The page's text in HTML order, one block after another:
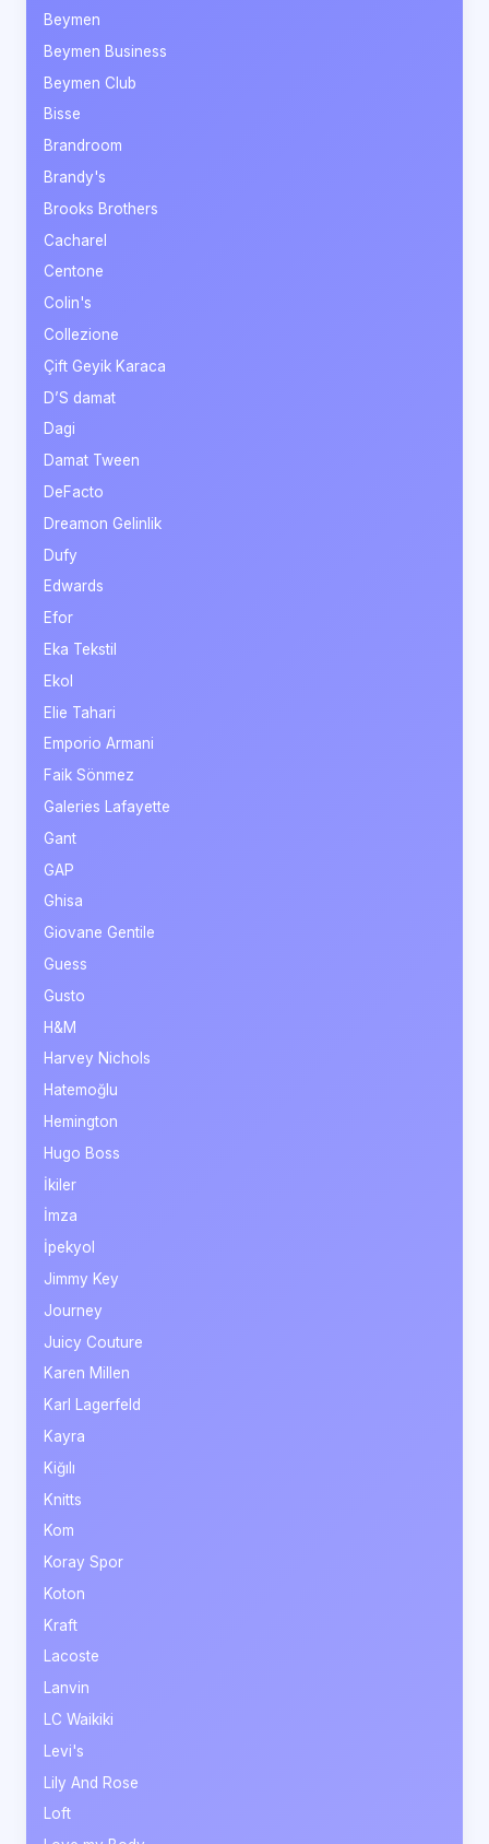
Beymen
Beymen Business
Beymen Club
Bisse
Brandroom
Brandy's
Brooks Brothers
Cacharel
Centone
Colin's
Collezione
Çift Geyik Karaca
D’S damat
Dagi
Damat Tween
DeFacto
Dreamon Gelinlik
Dufy
Edwards
Efor
Eka Tekstil
Ekol
Elie Tahari
Emporio Armani
Faik Sönmez
Galeries Lafayette
Gant
GAP
Ghisa
Giovane Gentile
Guess
Gusto
H&M
Harvey Nichols
Hatemoğlu
Hemington
Hugo Boss
İkiler
İmza
İpekyol
Jimmy Key
Journey
Juicy Couture
Karen Millen
Karl Lagerfeld
Kayra
Kiğılı
Knitts
Kom
Koray Spor
Koton
Kraft
Lacoste
Lanvin
LC Waikiki
Levi's
Lily And Rose
Loft